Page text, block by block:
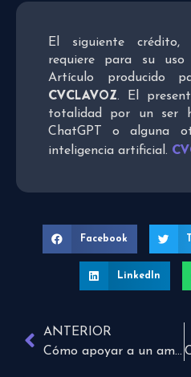
El siguiente crédito,
requiere para su
Artículo producido
CVCLAVOZ. El
totalidad por un ser
ChatGPT o alguna
inteligencia artificial.
Facebook
LinkedIn
ANTERIOR
Cómo apoyar a un amigo tras una ruptura amorosa